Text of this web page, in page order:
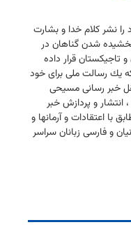
نشر كلام خدا و بشارت
شدن گناهان در
تاجیكستان قرار داده
یك رسالت ملی برای خود
خبر رسانی مسیحی
انتشار و پردازش خبر
با اعتقادات و آرمانها و
و فارسی زبانان سراسر